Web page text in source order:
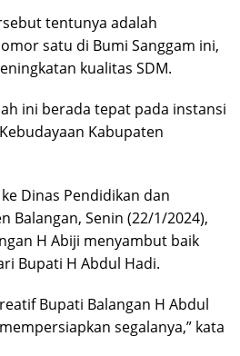
tentunya adalah
satu di Bumi Sanggam ini,
kualitas SDM.
ini berada tepat pada instansi
Kabupaten
Dinas Pendidikan dan
Balangan, Senin (22/1/2024),
H Abiji menyambut baik
Bupati H Abdul Hadi.
Bupati Balangan H Abdul
segalanya,” kata